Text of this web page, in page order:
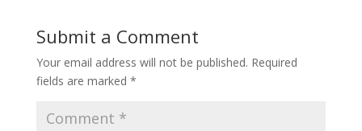
Submit a Comment
Your email address will not be published. Required
fields are marked *